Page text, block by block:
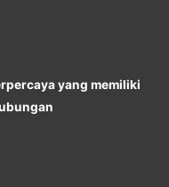
yang memiliki